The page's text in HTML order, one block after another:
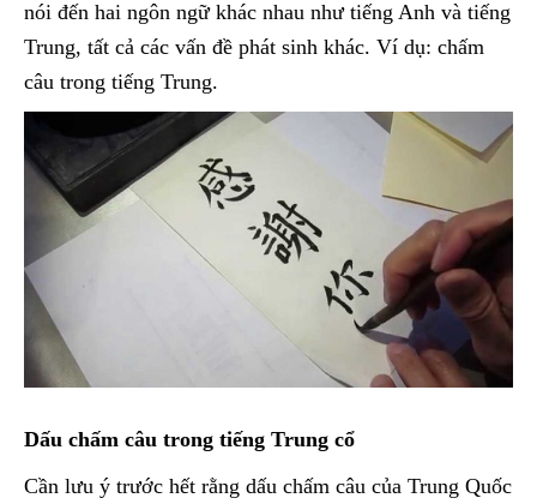
nói đến hai ngôn ngữ khác nhau như tiếng Anh và tiếng
Trung, tất cả các vấn đề phát sinh khác. Ví dụ: chấm
câu trong tiếng Trung.
Dấu chấm câu trong tiếng Trung cổ
Cần lưu ý trước hết rằng dấu chấm câu của Trung Quốc